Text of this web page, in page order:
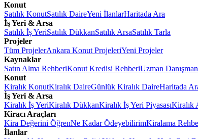
Konut
Satılık KonutSatılık DaireYeni İlanlarHaritada Ara
İş Yeri & Arsa
Satılık İş YeriSatılık DükkanSatılık ArsaSatılık Tarla
Projeler
Tüm ProjelerAnkara Konut ProjeleriYeni Projeler
Kaynaklar
Satın Alma RehberiKonut Kredisi RehberiUzman
Konut
Kiralık KonutKiralık DaireGünlük Kiralık DaireHaritada
İş Yeri & Arsa
Kiralık İş YeriKiralık DükkanKiralık İş Yeri PiyasasıKiralık
Kiracı Araçları
Kira Değerini ÖğrenNe Kadar ÖdeyebilirimKiralama
İlanlar